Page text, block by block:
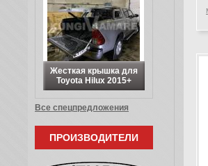
Жесткая крышка для
Toyota Hilux 2015+
Все спецпредложения
ПРОИЗВОДИТЕЛИ